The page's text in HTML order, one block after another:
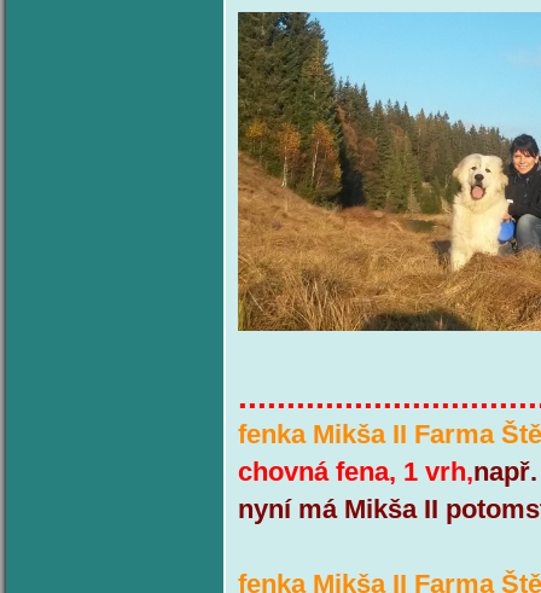
fenka Mikša II Farma
chovná fena, 1 vrh,
nyní má Mikša II
fenka Mikša II Farma